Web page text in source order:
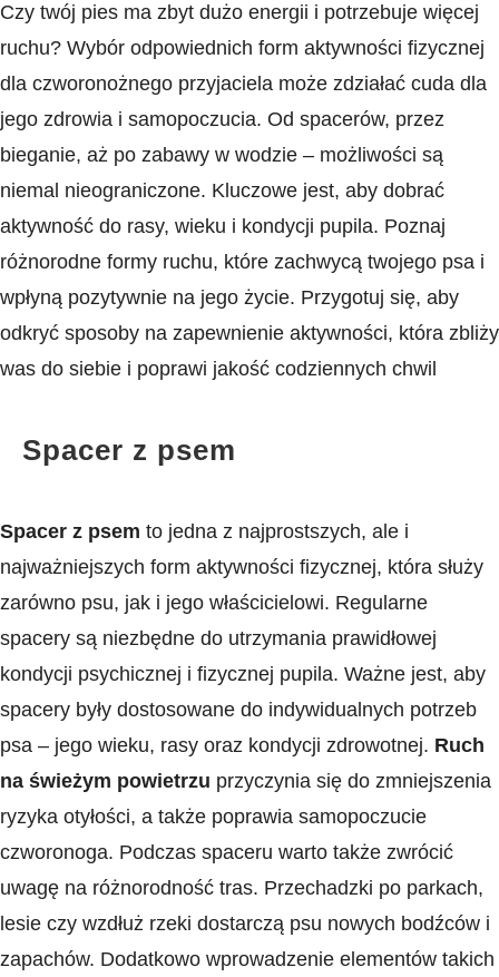
Czy twój pies ma zbyt dużo‌ energii i potrzebuje ⁢więcej
ruchu? Wybór​ odpowiednich form aktywności fizycznej
dla czworonożnego przyjaciela może zdziałać cuda dla
jego zdrowia i samopoczucia. Od spacerów, przez
bieganie, aż po zabawy w wodzie – możliwości są
niemal nieograniczone. Kluczowe jest, aby​ dobrać
aktywność do rasy, ‌wieku ​i kondycji pupila. Poznaj
różnorodne formy ruchu, które ⁤zachwycą twojego ⁢psa i
wpłyną pozytywnie na jego życie. Przygotuj się, aby
odkryć sposoby na zapewnienie aktywności, która zbliży
was do siebie i poprawi ​jakość⁢ codziennych chwil
Spacer ‌z psem
Spacer z psem to jedna ⁣z ‌najprostszych, ale i
⁢najważniejszych form aktywności fizycznej, która‍ służy
zarówno psu, jak i jego właścicielowi. Regularne
spacery są niezbędne do utrzymania prawidłowej
kondycji psychicznej i fizycznej pupila. Ważne jest, aby
spacery były dostosowane do indywidualnych potrzeb
psa – jego wieku, rasy​ oraz kondycji zdrowotnej. Ruch
na świeżym powietrzu przyczynia się do zmniejszenia
ryzyka otyłości, a także poprawia samopoczucie
czworonoga. Podczas spaceru warto także zwrócić
uwagę na różnorodność tras. Przechadzki po parkach,
lesie czy wzdłuż rzeki dostarczą psu ‍nowych bodźców i
zapachów.⁤ Dodatkowo wprowadzenie ​elementów takich